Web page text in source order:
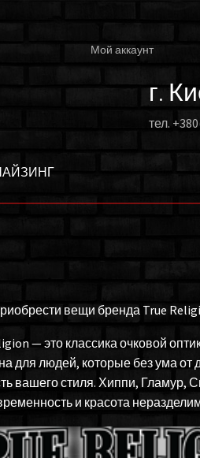
Мой аккаунт
г.
тел.
вещи бренда True
— это классика очковой
для людей, которые без ума от
вашего стиля. Хиппи,
и красота